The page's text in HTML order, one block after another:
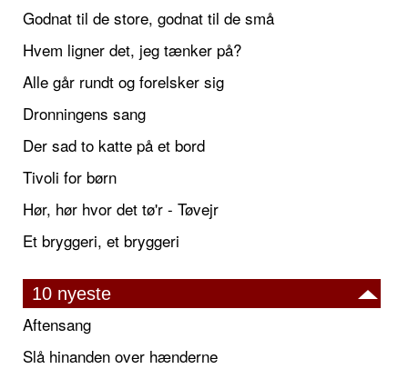
Godnat til de store, godnat til de små
Hvem ligner det, jeg tænker på?
Alle går rundt og forelsker sig
Dronningens sang
Der sad to katte på et bord
Tivoli for børn
Hør, hør hvor det tø'r - Tøvejr
Et bryggeri, et bryggeri
10 nyeste
Aftensang
Slå hinanden over hænderne